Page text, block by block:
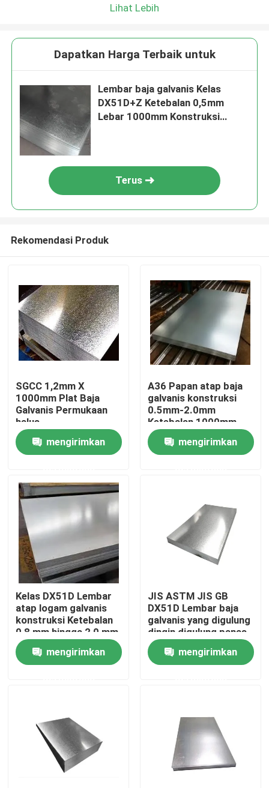
Rumah
Tentang kami
Tur Pabrik
Kontrol Kualitas
Permintaan Penawaran
Pelat Logam Stainless Steel
Gulungan Baja Tahan Karat
Lihat Lebih
Dapatkan Harga Terbaik untuk
Lembar baja galvanis Kelas
DX51D+Z Ketebalan 0,5mm
Lebar 1000mm Konstruksi
Terus
Rekomendasi Produk
SGCC 1,2mm X
1000mm Plat Baja
Galvanis Permukaan
halus
mengirimkan
A36 Papan atap baja
galvanis konstruksi
0.5mm-2.0mm
Ketebalan 1000mm-
1250mm Lebar
mengirimkan
Kelas DX51D Lembar
atap logam galvanis
konstruksi Ketebalan
0,8 mm hingga 2,0 mm
Lebar 1000 mm hingga
1250 mmmengirimkan
JIS ASTM JIS GB
DX51D Lembar baja
galvanis yang digulung
dingin digulung panas
mengirimkan